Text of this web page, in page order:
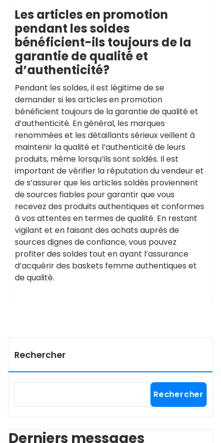
Les articles en promotion
pendant les soldes
bénéficient-ils toujours de la
garantie de qualité et
d’authenticité?
Pendant les soldes, il est légitime de se
demander si les articles en promotion
bénéficient toujours de la garantie de qualité et
d’authenticité. En général, les marques
renommées et les détaillants sérieux veillent à
maintenir la qualité et l’authenticité de leurs
produits, même lorsqu’ils sont soldés. Il est
important de vérifier la réputation du vendeur et
de s’assurer que les articles soldés proviennent
de sources fiables pour garantir que vous
recevez des produits authentiques et conformes
à vos attentes en termes de qualité. En restant
vigilant et en faisant des achats auprès de
sources dignes de confiance, vous pouvez
profiter des soldes tout en ayant l’assurance
d’acquérir des baskets femme authentiques et
de qualité.
Rechercher
Rechercher
Derniers messages